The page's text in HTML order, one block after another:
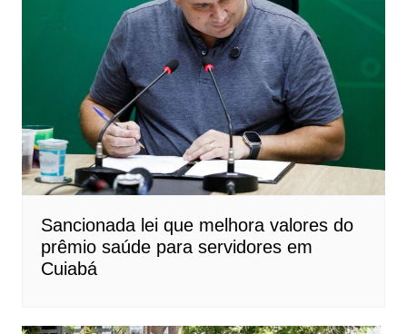
Sancionada lei que melhora valores do
prêmio saúde para servidores em
Cuiabá